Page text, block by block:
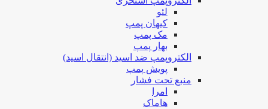
لئو
کیهان پمپ
مک پمپ
بهار پمپ
الکتروپمپ ضد اسید (انتقال اسید)
پویش پمپ
منبع تحت فشار
امرا
هاماک